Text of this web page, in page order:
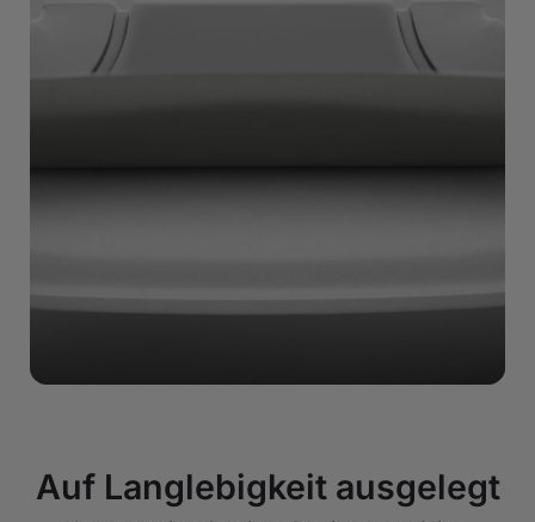
Auf Langlebigkeit ausgelegt